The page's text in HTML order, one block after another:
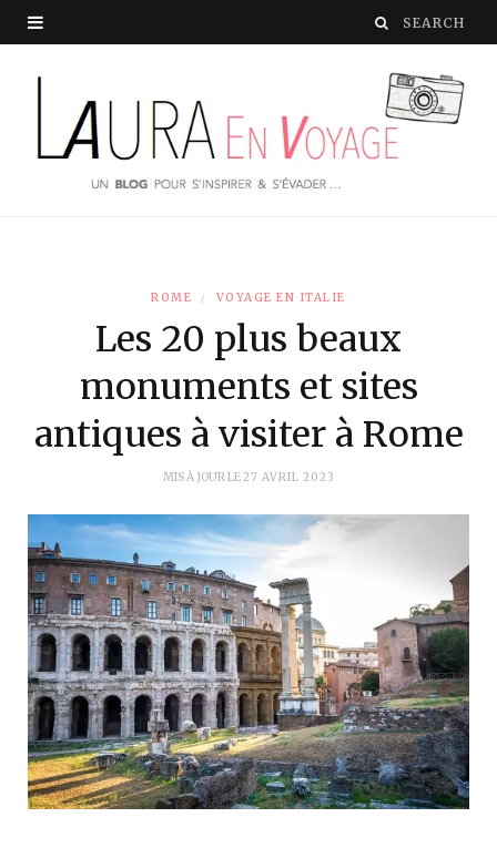
ROME VOYAGE EN ITALIE
Les 20 plus beaux
monuments et sites
antiques à visiter à Rome
MIS À JOUR LE27 AVRIL 2023